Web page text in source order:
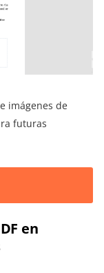
imágenes de
futuras
en